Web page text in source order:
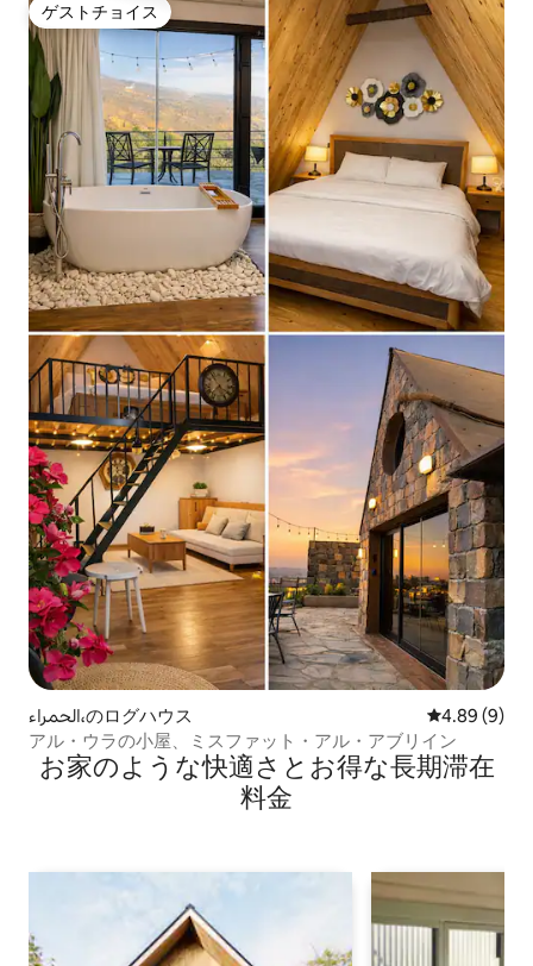
ゲストチョイス
ゲストチョイス
الحمراء،のログハウス レビュー9件
4.89 (9)
アル・ウラの小屋、ミスファット・アル・アブリイン
お家のような快⁠適⁠さ⁠とお⁠得⁠な長⁠期⁠滞⁠在
料⁠金